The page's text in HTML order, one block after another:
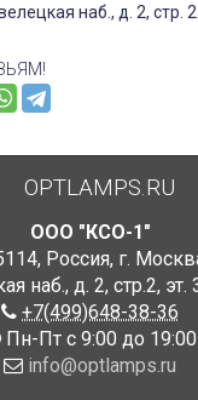
наб., д. 2, стр. 2.
OPTLAMPS.RU
ООО "КСО-1"
, Россия, г.
наб., д. 2, стр.2, эт.
+7(499)648-38-36
Пн-Пт с 9:00 до 19:00
info@optlamps.ru